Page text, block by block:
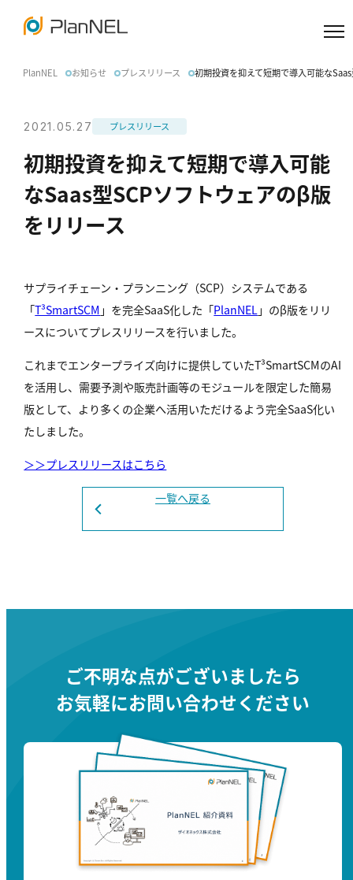
PlanNEL お知らせ プレスリリース 初期投資を抑えて短期で導入可能な
2021.05.27 プレスリリース
初期投資を抑えて短期で導入可能
なSaas型SCPソフトウェアのβ版
をリリース
サプライチェーン・プランニング（SCP）システムである
「T³SmartSCM 」を完全SaaS化した「PlanNEL」のβ版をリリ
ースについてプレスリリースを行いました。
これまでエンタープライズ向けに提供していたT³SmartSCMのAI
を活用し、需要予測や販売計画等のモジュールを限定した簡易
版として、より多くの企業へ活用いただけるよう完全SaaS化い
たしました。
＞＞プレスリリースはこちら
一覧へ戻る
ご不明な点がございましたら
お気軽にお問い合わせください